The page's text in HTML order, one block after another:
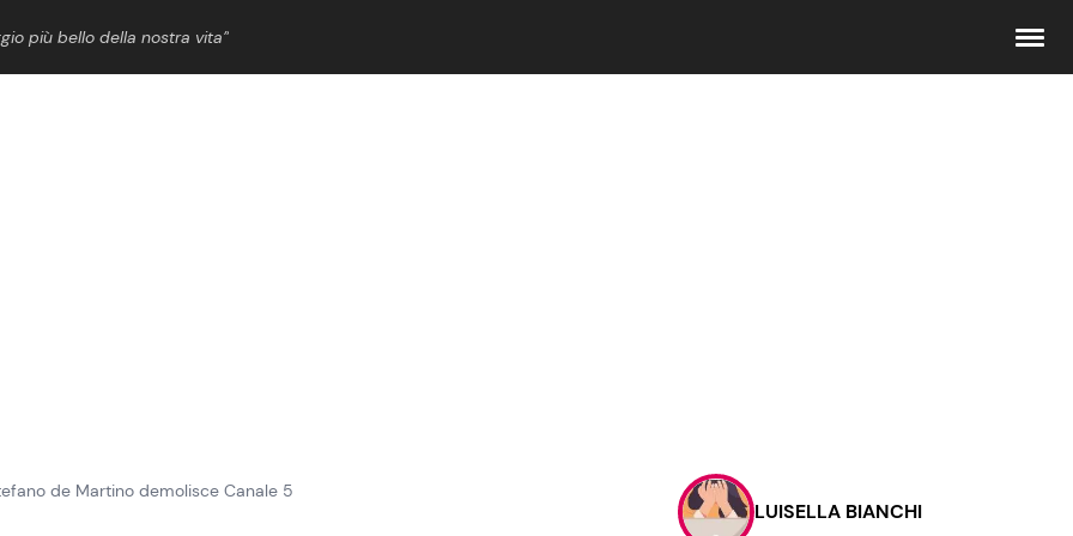
più bello della nostra vita”
Contattaci
Pubblicità
de Martino demolisce Canale 5
LUISELLA BIANCHI